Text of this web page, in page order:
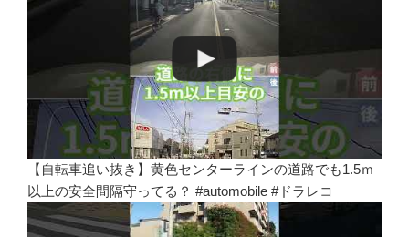
【自転車追い抜き】黄色センターラインの道路でも1.5ｍ
以上の安全間隔守ってる？ #automobile #ドラレコ